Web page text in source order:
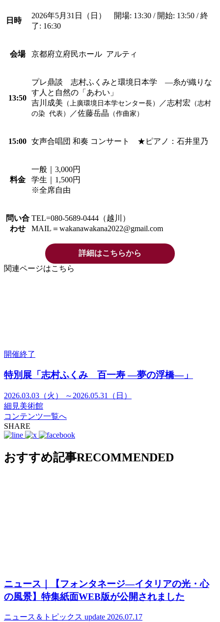
日時
2026年5月31日（日） 開場: 13:30 / 開始: 13:50 / 終
了: 16:30
会場 京都府立府民ホール アルティ
13:50
プレ鼎談 志村ふくみと環境日本学 ―糸が織りな
す人と自然の「あわい」
吉川成美 （上廣環境日本学センター長） ／志村宏 （志村
の染 代表）
／佐藤岳晶 （作曲家）
15:00 女声合唱団 和奏 コンサート ★ピアノ：石井里乃
料金
一般｜3,000円
学生｜1,500円
※全席自由
問い合
わせ
TEL=080-5689-0444（越川）
MAIL＝wakanawakana2022@gmail.com
詳細はこちらから
関連ページはこちら
開催終了
特別展「志村ふくみ 百一寿 ―夢の浮橋―」
2026.03.03（火） ～2026.05.31（日）
細見美術館
コンテンツ一覧へ
SHARE
おすすめ記事RECOMMENDED
ニュース｜【フォンタネージ—イタリアの光・心
の風景】特集紙面WEB版が公開されました
ニュース＆トピックス update 2026.07.17